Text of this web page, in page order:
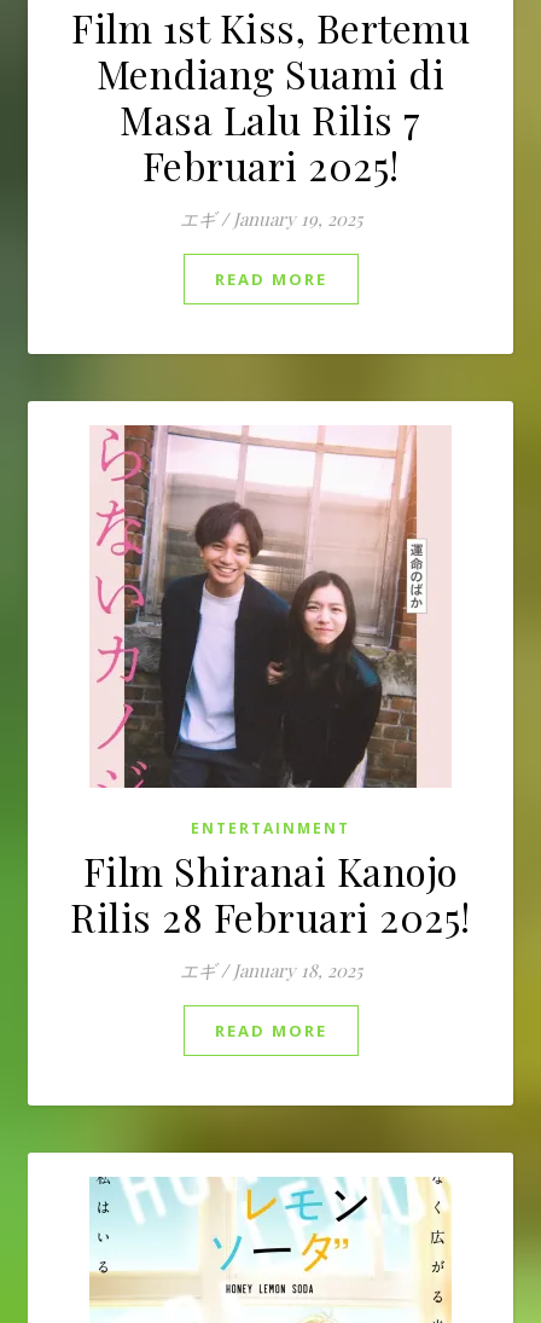
Film 1st Kiss, Bertemu
Mendiang Suami di
Masa Lalu Rilis 7
Februari 2025!
エギ / January 19, 2025
READ MORE
ENTERTAINMENT
Film Shiranai Kanojo
Rilis 28 Februari 2025!
エギ / January 18, 2025
READ MORE